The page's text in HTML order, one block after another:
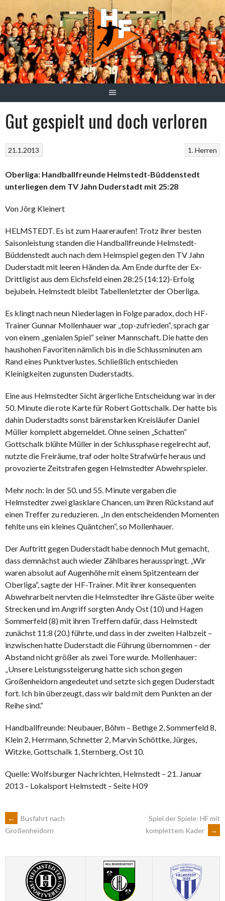
zum
Inhalt
Gut gespielt und doch verloren
1. Herren
21.1.2013
Oberliga: Handballfreunde Helmstedt-Büddenstedt
unterliegen dem TV Jahn Duderstadt mit 25:28
Von Jörg Kleinert
HELMSTEDT. Es ist zum Haareraufen! Trotz ihrer besten
Saisonleistung standen die Handballfreunde Helmstedt-
Büddenstedt auch nach dem Heimspiel gegen den TV Jahn
Duderstadt mit leeren Händen da. Am Ende durfte der Ex-
Drittligist aus dem Eichsfeld einen 28:25 (14:12)-Erfolg
bejubeln. Helmstedt bleibt Tabellenletzter der Oberliga.
Es klingt nach neun Niederlagen in Folge paradox, doch HF-
Trainer Gunnar Mollenhauer war „top-zufrieden“, sprach gar
von einem „genialen Spiel“ seiner Mannschaft. Die hatte den
haushohen Favoriten nämlich bis in die Schlussminuten am
Rand eines Punktverlustes. Schließlich entschieden
Kleinigkeiten zugunsten Duderstadts.
Eine aus Helmstedter Sicht ärgerliche Entscheidung war in der
50. Minute die rote Karte für Robert Gottschalk. Der hatte bis
dahin Duderstadts sonst bärenstarken Kreisläufer Daniel
Müller komplett abgemeldet. Ohne seinen „Schatten“
Gottschalk blühte Müller in der Schlussphase regelrecht auf,
nutzte die Freiräume, traf oder holte Strafwürfe heraus und
provozierte Zeitstrafen gegen Helmstedter Abwehrspieler.
Mehr noch: In der 50. und 55. Minute vergaben die
Helmstedter zwei glasklare Chancen, um ihren Rückstand auf
einen Treffer zu reduzieren. „In den entscheidenden Momenten
fehlte uns ein kleines Quäntchen“, so Mollenhauer.
Der Auftritt gegen Duderstadt habe dennoch Mut gemacht,
dass demnächst auch wieder Zählbares herausspringt. „Wir
waren absolut auf Augenhöhe mit einem Spitzenteam der
Oberliga“, sagte der HF-Trainer. Mit ihrer konsequenten
Abwehrarbeit nervten die Helmstedter ihre Gäste über weite
Strecken und im Angriff sorgten Andy Ost (10) und Hagen
Sommerfeld (8) mit ihren Treffern dafür, dass Helmstedt
zunächst 11:8 (20.) führte, und dass in der zweiten Halbzeit –
inzwischen hatte Duderstadt die Führung übernommen – der
Abstand nicht größer als zwei Tore wurde. Mollenhauer:
„Unsere Leistungssteigerung hatte sich schon gegen
Großenheidorn angedeutet und setzte sich gegen Duderstadt
fort. Ich bin überzeugt, dass wir bald mit dem Punkten an der
Reihe sind.“
Handballfreunde: Neubauer, Böhm – Bethge 2, Sommerfeld 8,
Klein 2, Herrmann, Schnetter 2, Marvin Schöttke, Jürges,
Witzke, Gottschalk 1, Sternberg, Ost 10.
Quelle: Wolfsburger Nachrichten, Helmstedt – 21. Januar
2013 – Lokalsport Helmstedt – Seite H09
ARTIKEL-
NAVIGATION
←
Busfahrt nach
Großenheidorn
Spiel der Spiele: HF mit
komplettem Kader
→